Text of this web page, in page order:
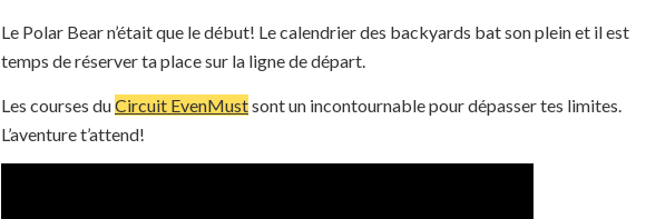
Le Polar Bear n’était que le début! Le calendrier des backyards bat son plein et il est
temps de réserver ta place sur la ligne de départ.
Les courses duCircuit EvenMustsont un incontournable pour dépasser tes limites.
L’aventure t’attend!